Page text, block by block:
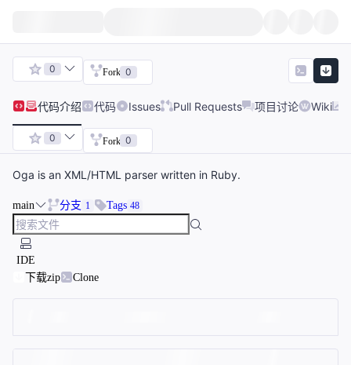
0 Fork 0
代码介绍 代码 Issues Pull Requests 项目讨论 Wiki
0 Fork 0
Oga is an XML/HTML parser written in Ruby.
main 分支 1 Tags 48
IDE
下载zip
Clone